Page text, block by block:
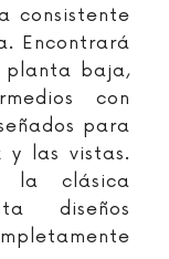
consistente
Encontrará
planta baja,
con
para
y las vistas.
la clásica
diseños